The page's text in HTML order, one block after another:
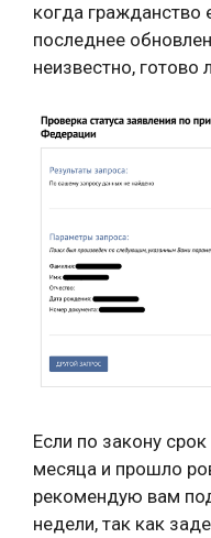
когда гражданство
последнее
неизвестно, готово
Если по закону
месяца и прошло
рекомендую вам
недели, так как